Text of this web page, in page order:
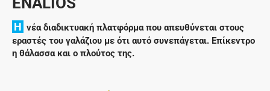
H νέα διαδικτυακή πλατφόρμα που απευθύνεται στους
εραστές του γαλάζιου με ότι αυτό συνεπάγεται. Επίκεντρο
η θάλασσα και ο πλούτος της.